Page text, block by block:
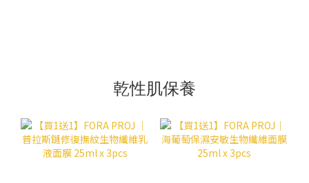
乾性肌保養